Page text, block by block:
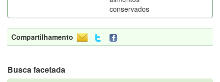
conservados
Compartilhamento
Busca facetada